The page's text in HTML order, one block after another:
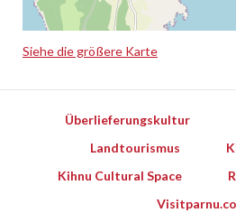
Siehe die größere Karte
Überlieferungskultur
Landtourismus
Kihnu Cultural Space